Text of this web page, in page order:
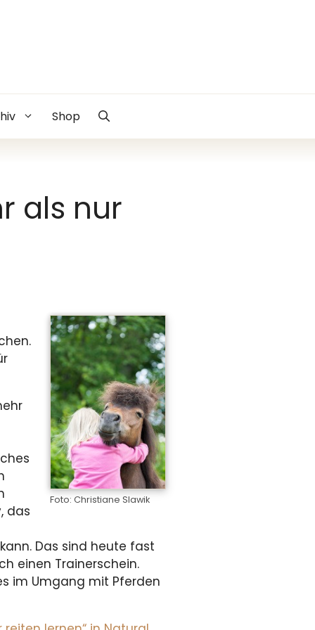
Shop
als nur
Foto: Christiane Slawik
das
Das sind heute fast
einen Trainerschein.
im Umgang mit Pferden